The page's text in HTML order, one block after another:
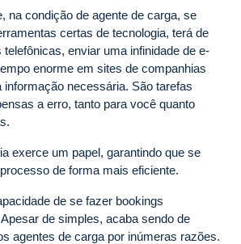
na condição de agente de carga, se
certas de tecnologia, terá de
enviar uma infinidade de e-
enorme em sites de companhias
informação necessária. São tarefas
a erro, tanto para você quanto
exerce um papel, garantindo que se
de forma mais eficiente.
de se fazer bookings
de simples, acaba sendo de
agentes de carga por inúmeras razões.